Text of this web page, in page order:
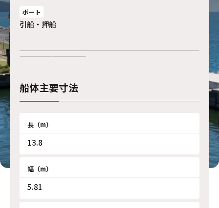
ボート
引船・押船
船体主要寸法
長（m）
13.8
幅（m）
5.81